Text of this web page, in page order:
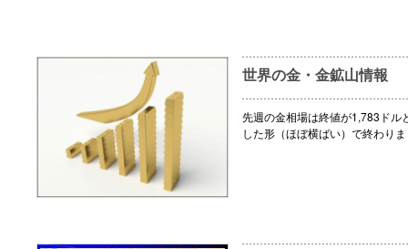
世界の金・金鉱山情報
先週の金相場は終値が1,783ドル
した形（ほぼ横ばい）で終わり